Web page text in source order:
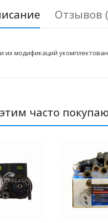
Отзывов
их модификаций
часто